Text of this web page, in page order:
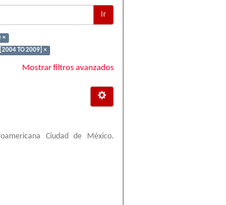
Ir
×
TO 2009] ×
Mostrar filtros avanzados
Ciudad de México.